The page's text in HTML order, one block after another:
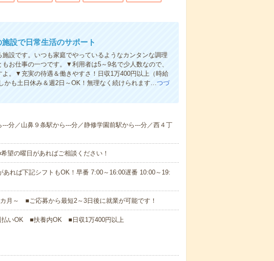
設で日常生活のサポート
設です。いつも家庭でやっているようなカンタンな調理
お仕事の一つです。▼利用者は5～9名で少人数なので、
。▼充実の待遇＆働きやすさ！日収1万400円以上（時給
かも土日休み＆週2日～OK！無理なく続けられます…つづ
分／山鼻９条駅から---分／静修学園前駅から---分／西４丁
望の曜日があればご相談ください！
れば下記シフトもOK！早番 7:00～16:00遅番 10:00～19:
月～ ■ご応募から最短2～3日後に就業が可能です！
いOK ■扶養内OK ■日収1万400円以上